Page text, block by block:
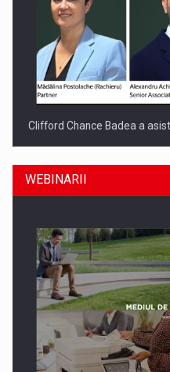
Clifford Chance Badea a
SAPTE PERSONALITATI DIN
SI INSTITUTIONAL…
WEBINARII